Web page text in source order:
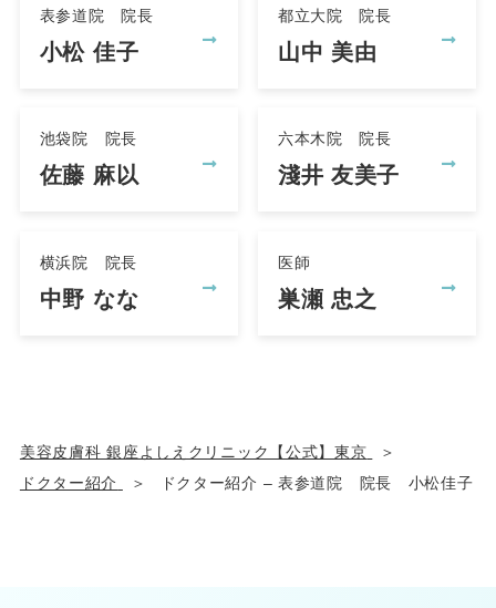
表参道院 院長
小松 佳子
都立大院 院長
山中 美由
池袋院 院長
佐藤 麻以
六本木院 院長
淺井 友美子
横浜院 院長
中野 なな
医師
巣瀬 忠之
美容皮膚科 銀座よしえクリニック【公式】東京
ドクター紹介
ドクター紹介 – 表参道院 院長 小松佳子